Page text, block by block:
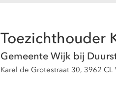
Toezichthouder
Gemeente Wijk bij
Karel de Grotestraat 30, 3962